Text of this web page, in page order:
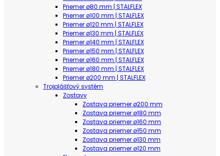
Priemer ø80 mm | STALFLEX
Priemer ø100 mm | STALFLEX
Priemer ø120 mm | STALFLEX
Priemer ø130 mm | STALFLEX
Priemer ø140 mm | STALFLEX
Priemer ø150 mm | STALFLEX
Priemer ø160 mm | STALFLEX
Priemer ø180 mm | STALFLEX
Priemer ø200 mm | STALFLEX
Trojplášťový systém
Zostavy
Zostava priemer ø200 mm
Zostava priemer ø180 mm
Zostava priemer ø160 mm
Zostava priemer ø150 mm
Zostava priemer ø130 mm
Zostava priemer ø120 mm